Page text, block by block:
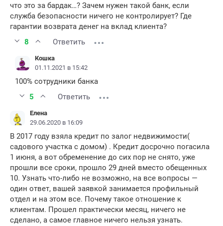
что это за бардак…? Зачем нужен такой банк, если
служба безопасности ничего не контролирует? Где
гарантии возврата денег на вклад клиента?
8
Ответить
Кошка
01.11.2021 в 15:42
100% сотрудники банка
5
Ответить
Елена
29.06.2020 в 16:09
В 2017 году взяла кредит по залог недвижимости(
садового участка с домом) . Кредит досрочно погасила
1 июня, а вот обременение до сих пор не снято, уже
прошли все сроки, прошло 29 дней вместо обещенных
10. Узнать что-либо не возможно, на все вопросы —
один ответ, вашей заявкой занимается профильный
отдел и на этом все. Почему такое отношение к
клиентам. Прошел практически месяц, ничего не
сделано, а самое главное ничего нельзя узнать.